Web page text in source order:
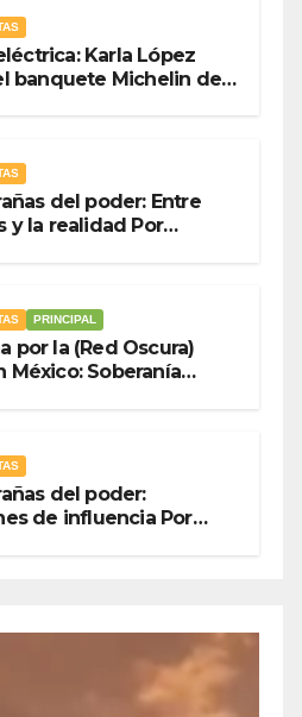
Karla López
banquete Michelin del
del poder: Entre
y la realidad Por
PRINCIPAL
por la (Red Oscura)
México: Soberanía
del poder:
de influencia Por